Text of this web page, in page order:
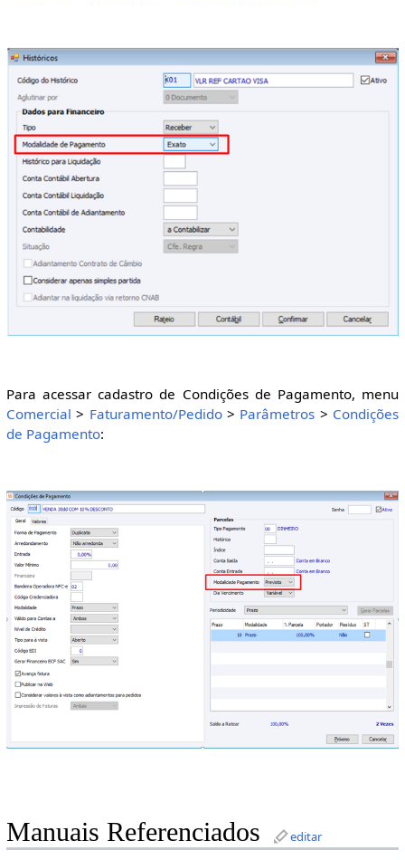
Para acessar cadastro de Condições de Pagamento, menu
Comercial > Faturamento/Pedido> Parâmetros > Condições
de Pagamento:
Manuais Referenciados editar